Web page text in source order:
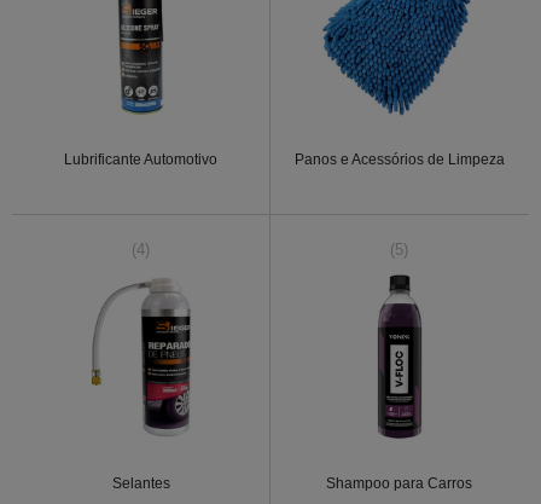
Lubrificante Automotivo Panos e Acessórios de Limpeza
(4)
Selantes
(5)
Shampoo para Carros